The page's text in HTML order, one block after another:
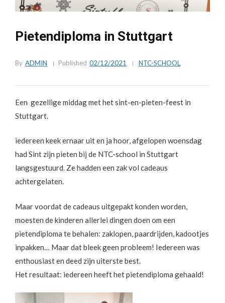
Pietendiploma in Stuttgart
By ADMIN Published 02/12/2021 NTC-SCHOOL
Een gezellige middag met het sint-en-pieten-feest in
Stuttgart.
iedereen keek ernaar uit en ja hoor, afgelopen woensdag
had Sint zijn pieten bij de NTC-school in Stuttgart
langsgestuurd. Ze hadden een zak vol cadeaus
achtergelaten.
Maar voordat de cadeaus uitgepakt konden worden,
moesten de kinderen allerlei dingen doen om een
pietendiploma te behalen: zaklopen, paardrijden, kadootjes
inpakken… Maar dat bleek geen probleem! Iedereen was
enthousiast en deed zijn uiterste best.
Het resultaat: iedereen heeft het pietendiploma gehaald!